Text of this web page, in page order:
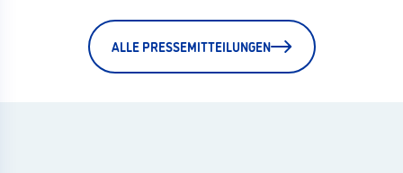
ALLE PRESSEMITTEILUNGEN